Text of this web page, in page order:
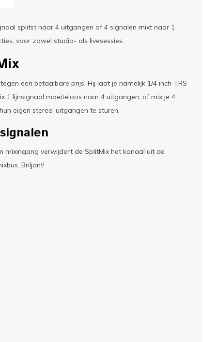
splitst naar 4 uitgangen of 4 signalen mixt naar 1
voor zowel studio- als livesessies.
een betaalbare prijs. Hij laat je namelijk 1/4 inch-TRS
1 lijnsignaal moeiteloos naar 4 uitgangen, of mix je 4
eigen stereo-uitgangen te sturen.
mixingang verwijdert de SplitMix het kanaal uit de
Briljant!